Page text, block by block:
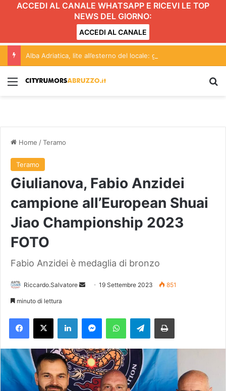
ACCEDI AL CANALE WHATSAPP E RICEVI LE TOP
NEWS DEL GIORNO:
ACCEDI AL CANALE
Menu
Home /Teramo
Teramo
Giulianova, Fabio Anzidei
campione all’European Shuai
Jiao Championship 2023
FOTO
Fabio Anzidei è medaglia di bronzo
Riccardo.Salvatore
n
'
e
19 Settembre 2023 851
minuto di lettura
Telegram